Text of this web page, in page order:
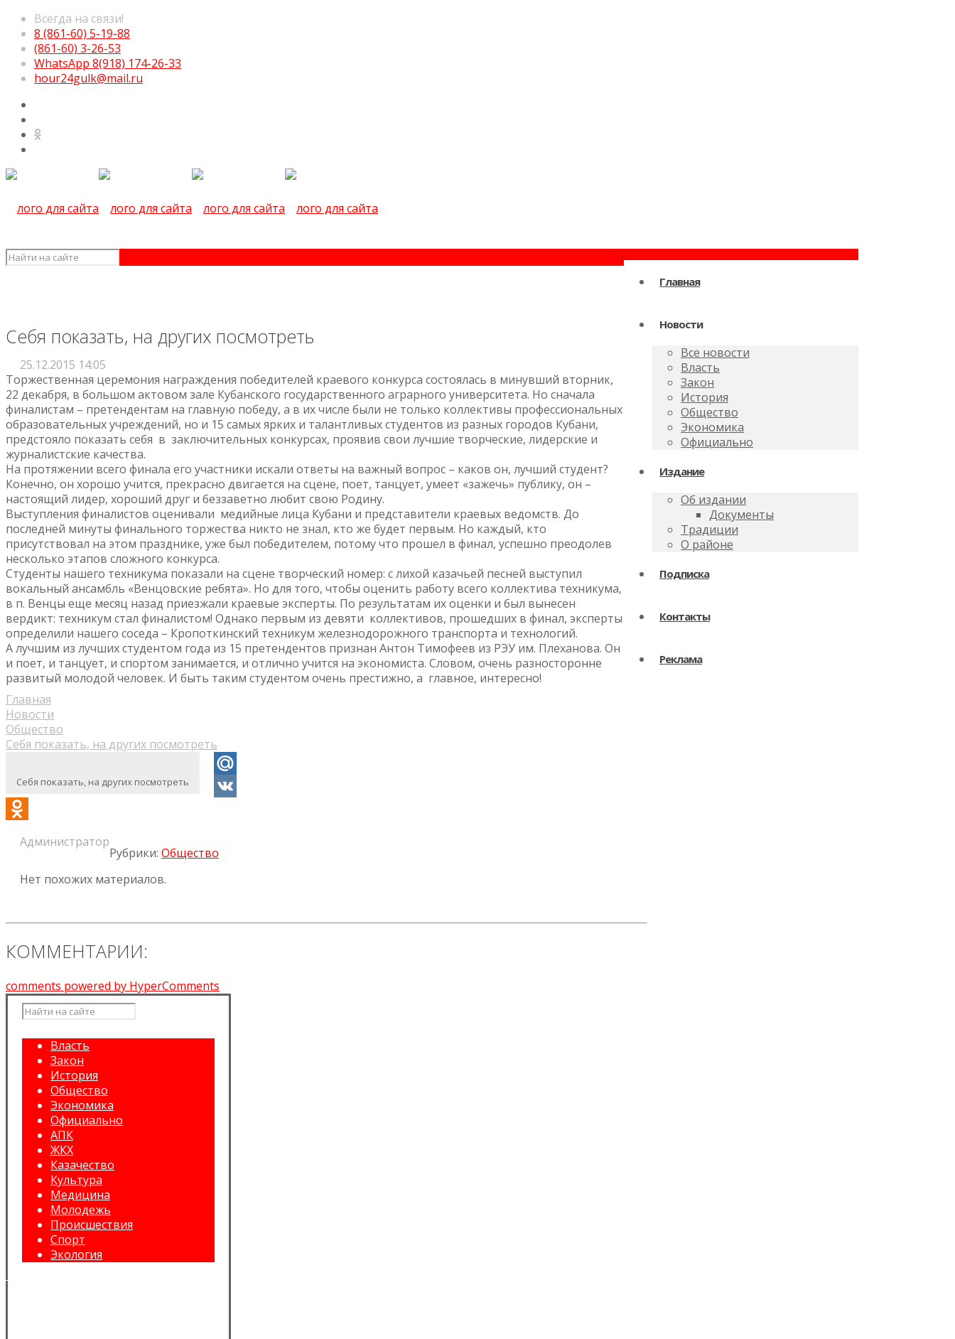
Всегда на связи!
8 (861-60) 5-19-88
(861-60) 3-26-53
WhatsApp 8(918) 174-26-33
hour24gulk@mail.ru
Главная
Новости
Все новости
Власть
Закон
История
Общество
Экономика
Официально
Издание
Об издании
Документы
Традиции
О районе
Подписка
Контакты
Реклама
Главная
Новости
Общество
Себя показать, на других посмотреть
Себя показать, на других посмотреть
25.12.2015 14:05
Себя показать, на других посмотреть
Торжественная церемония награждения победителей краевого конкурса состоялась в минувший вторник,
22 декабря, в большом актовом зале Кубанского государственного аграрного университета. Но сначала
финалистам – претендентам на главную победу, а в их числе были не только коллективы профессиональных
образовательных учреждений, но и 15 самых ярких и талантливых студентов из разных городов Кубани,
предстояло показать себя в заключительных конкурсах, проявив свои лучшие творческие, лидерские и
журналистские качества.
На протяжении всего финала его участники искали ответы на важный вопрос – каков он, лучший студент?
Конечно, он хорошо учится, прекрасно двигается на сцене, поет, танцует, умеет «зажечь» публику, он –
настоящий лидер, хороший друг и беззаветно любит свою Родину.
Выступления финалистов оценивали медийные лица Кубани и представители краевых ведомств. До
последней минуты финального торжества никто не знал, кто же будет первым. Но каждый, кто
присутствовал на этом празднике, уже был победителем, потому что прошел в финал, успешно преодолев
несколько этапов сложного конкурса.
Студенты нашего техникума показали на сцене творческий номер: с лихой казачьей песней выступил
вокальный ансамбль «Венцовские ребята». Но для того, чтобы оценить работу всего коллектива техникума,
в п. Венцы еще месяц назад приезжали краевые эксперты. По результатам их оценки и был вынесен
вердикт: техникум стал финалистом! Однако первым из девяти коллективов, прошедших в финал, эксперты
определили нашего соседа – Кропоткинский техникум железнодорожного транспорта и технологий.
А лучшим из лучших студентом года из 15 претендентов признан Антон Тимофеев из РЭУ им. Плеханова. Он
и поет, и танцует, и спортом занимается, и отлично учится на экономиста. Словом, очень разносторонне
развитый молодой человек. И быть таким студентом очень престижно, а главное, интересно!
Mail.Ru
VK
Администратор
Рубрики: Общество
Нет похожих материалов.
КОММЕНТАРИИ:
comments powered by HyperComments
Власть
Закон
История
Общество
Экономика
Официально
АПК
ЖКХ
Казачество
Культура
Медицина
Молодежь
Происшествия
Спорт
Экология